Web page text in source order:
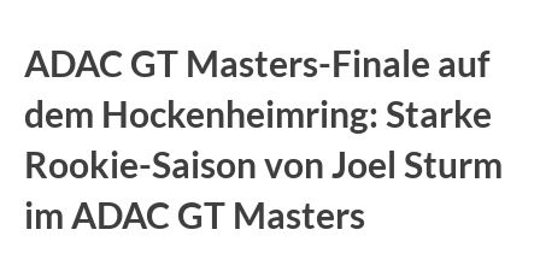
ADAC GT Masters-Finale auf
dem Hocken­heim­ring: Starke
Rookie-Saison von Joel Sturm
im ADAC GT Masters